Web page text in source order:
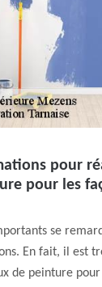
pour
pour les
se
En fait, il est
de peinture